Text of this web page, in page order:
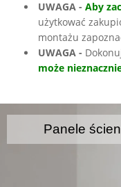
UWAGA -Aby
użytkować
montażu
UWAGA -
może
Panele